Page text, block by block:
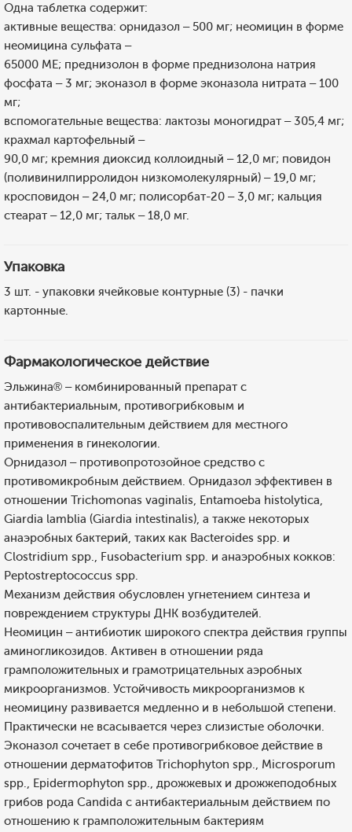
Одна таблетка содержит:
активные вещества: орнидазол – 500 мг; неомицин в форме
неомицина сульфата –
65000 МЕ; преднизолон в форме преднизолона натрия
фосфата – 3 мг; эконазол в форме эконазола нитрата – 100
мг;
вспомогательные вещества: лактозы моногидрат – 305,4 мг;
крахмал картофельный –
90,0 мг; кремния диоксид коллоидный – 12,0 мг; повидон
(поливинилпирролидон низкомолекулярный) – 19,0 мг;
кросповидон – 24,0 мг; полисорбат-20 – 3,0 мг; кальция
стеарат – 12,0 мг; тальк – 18,0 мг.
Упаковка
3 шт. - упаковки ячейковые контурные (3) - пачки
картонные.
Фармакологическое действие
Эльжина® – комбинированный препарат с
антибактериальным, противогрибковым и
противовоспалительным действием для местного
применения в гинекологии.
Орнидазол – противопротозойное средство с
противомикробным действием. Орнидазол эффективен в
отношении Trichomonas vaginalis, Entamoeba histolytica,
Giardia lamblia (Giardia intestinalis), а также некоторых
анаэробных бактерий, таких как Bacteroides spp. и
Clostridium spp., Fusobacterium spp. и анаэробных кокков:
Peptostreptococcus spp.
Механизм действия обусловлен угнетением синтеза и
повреждением структуры ДНК возбудителей.
Неомицин – антибиотик широкого спектра действия группы
аминогликозидов. Активен в отношении ряда
грамположительных и грамотрицательных аэробных
микроорганизмов. Устойчивость микроорганизмов к
неомицину развивается медленно и в небольшой степени.
Практически не всасывается через слизистые оболочки.
Эконазол сочетает в себе противогрибковое действие в
отношении дерматофитов Trichophyton spp., Microsporum
spp., Epidermophyton spp., дрожжевых и дрожжеподобных
грибов рода Candida с антибактериальным действием по
отношению к грамположительным бактериям